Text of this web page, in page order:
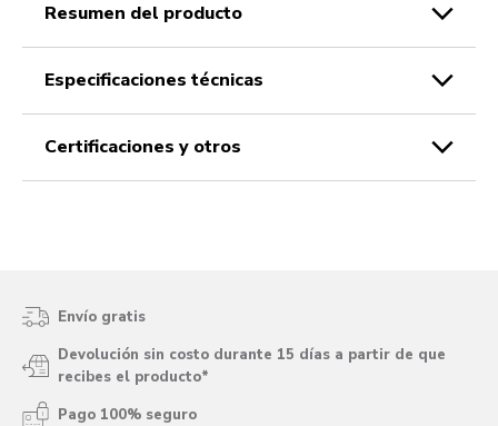
resumen del producto
especificaciones técnicas
certificaciones y otros
Envío gratis
Devolución sin costo durante 15 días a partir de que
recibes el producto*
Pago 100% seguro